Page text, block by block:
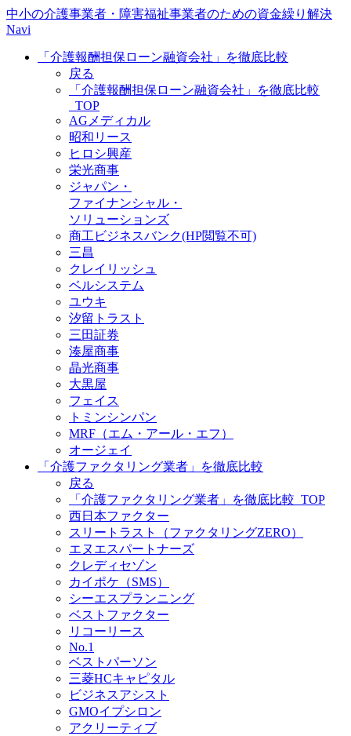
中小の介護事業者・障害福祉事業者のための資金繰り解決
Navi
「介護報酬担保ローン融資会社」を徹底比較
戻る
「介護報酬担保ローン融資会社」を徹底比較
_TOP
AGメディカル
昭和リース
ヒロシ興産
栄光商事
ジャパン・
ファイナンシャル・
ソリューションズ
商工ビジネスバンク(HP閲覧不可)
三昌
クレイリッシュ
ベルシステム
ユウキ
汐留トラスト
三田証券
湊屋商事
晶光商事
大黒屋
フェイス
トミンシンパン
MRF（エム・アール・エフ）
オージェイ
「介護ファクタリング業者」を徹底比較
戻る
「介護ファクタリング業者」を徹底比較_TOP
西日本ファクター
スリートラスト（ファクタリングZERO）
エヌエスパートナーズ
クレディセゾン
カイポケ（SMS）
シーエスプランニング
ベストファクター
リコーリース
No.1
ベストパーソン
三菱HCキャピタル
ビジネスアシスト
GMOイプシロン
アクリーティブ